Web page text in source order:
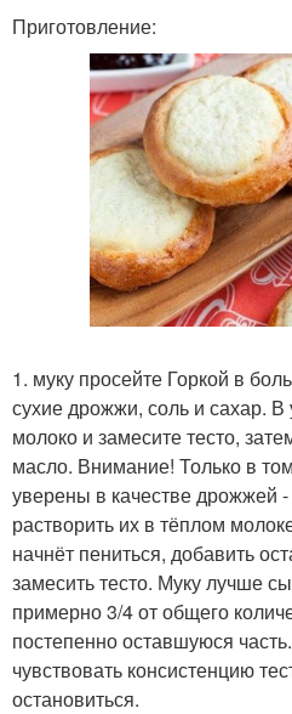
Приготовление:
1. муку просейте Горкой в
сухие дрожжи, соль и сахар. В
молоко и замесите тесто,
масло. Внимание! Только в
уверены в качестве дрожжей
растворить их в тёплом
начнёт пениться, добавить
замесить тесто. Муку лучше
примерно 3/4 от общего
постепенно оставшуюся
чувствовать консистенцию
остановиться.